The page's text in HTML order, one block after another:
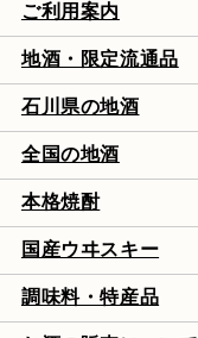
ご利用案内
地酒・限定流通品
石川県の地酒
全国の地酒
本格焼酎
国産ウヰスキー
調味料・特産品